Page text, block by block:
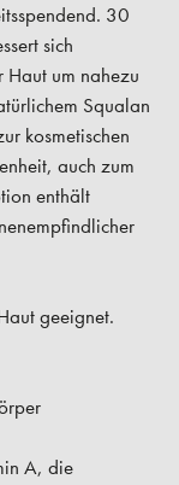
30
sich
Haut um nahezu
Squalan
kosmetischen
auch zum
enthält
geeignet.
A, die